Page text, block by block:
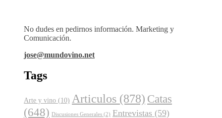
No dudes en pedirnos información. Marketing y
Comunicación.
jose@mundovino.net
Tags
Arte y vino (10) Articulos (878) Catas
(648) Discusiones Generales (2) Entrevistas (59)